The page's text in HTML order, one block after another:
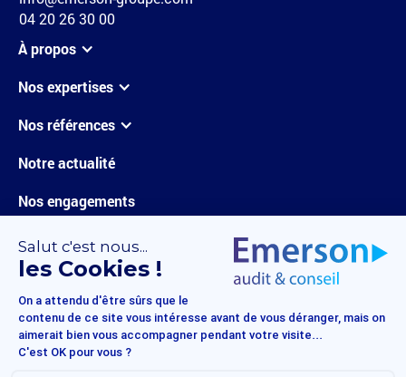
04 20 26 30 00
À propos
Nos expertises
Nos références
Notre actualité
Nos engagements
Carrières
Nous contacter
Mentions légales